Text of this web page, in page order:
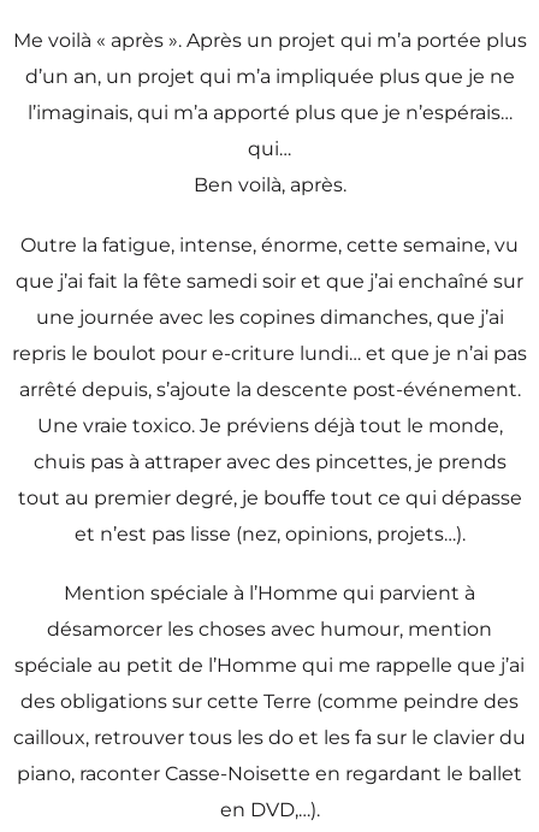
Me voilà « après ». Après un projet qui m’a portée plus
d’un an, un projet qui m’a impliquée plus que je ne
l’imaginais, qui m’a apporté plus que je n’espérais…
qui…
Ben voilà, après.
Outre la fatigue, intense, énorme, cette semaine, vu
que j’ai fait la fête samedi soir et que j’ai enchaîné sur
une journée avec les copines dimanches, que j’ai
repris le boulot pour e-criture lundi… et que je n’ai pas
arrêté depuis, s’ajoute la descente post-événement.
Une vraie toxico. Je préviens déjà tout le monde,
chuis pas à attraper avec des pincettes, je prends
tout au premier degré, je bouffe tout ce qui dépasse
et n’est pas lisse (nez, opinions, projets…).
Mention spéciale à l’Homme qui parvient à
désamorcer les choses avec humour, mention
spéciale au petit de l’Homme qui me rappelle que j’ai
des obligations sur cette Terre (comme peindre des
cailloux, retrouver tous les do et les fa sur le clavier du
piano, raconter Casse-Noisette en regardant le ballet
en DVD,…).